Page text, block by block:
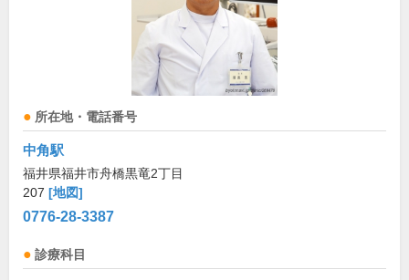
所在地・電話番号
中角駅
福井県福井市舟橋黒竜2丁目
207 [地図]
0776-28-3387
診療科目